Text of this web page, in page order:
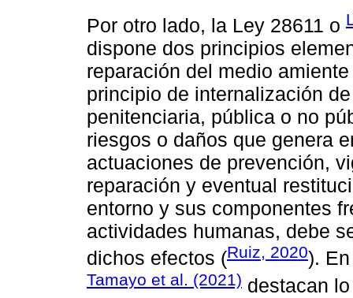
Por otro lado, la Ley 28611 o
dispone dos principios
reparación del medio
principio de internalización
penitenciaria, pública o no
riesgos o daños que genera
actuaciones de prevención,
reparación y eventual
entorno y sus componentes
actividades humanas, debe
dichos efectos (Ruiz, 2020).
Tamayo et al. (2021) destacan